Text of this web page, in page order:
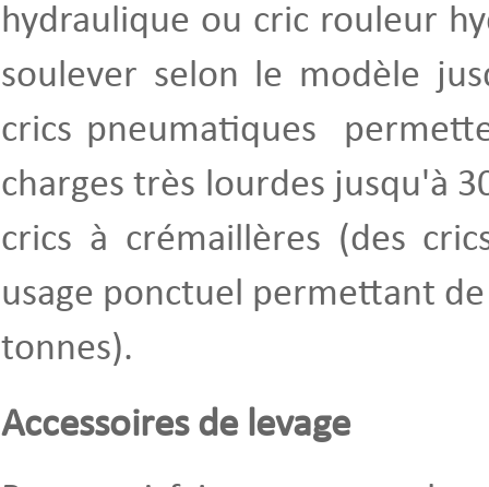
hydraulique ou cric rouleur
soulever selon le modèle
crics pneumatiques
charges très lourdes jusqu'à
crics à crémaillères (des
usage ponctuel permettant
tonnes).
Accessoires de levage